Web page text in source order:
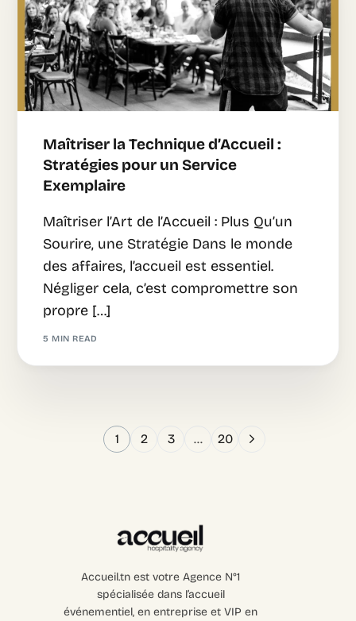
Maîtriser la Technique d’Accueil :
Stratégies pour un Service
Exemplaire
Maîtriser l’Art de l’Accueil : Plus Qu’un
Sourire, une Stratégie Dans le monde
des affaires, l’accueil est essentiel.
Négliger cela, c’est compromettre son
propre […]
5 MIN READ
1 2 3 … 20
Accueil.tn est votre Agence N°1
spécialisée dans l’accueil
événementiel, en entreprise et VIP en